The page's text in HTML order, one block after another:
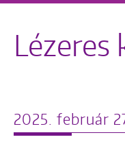
Lézeres
2025. február